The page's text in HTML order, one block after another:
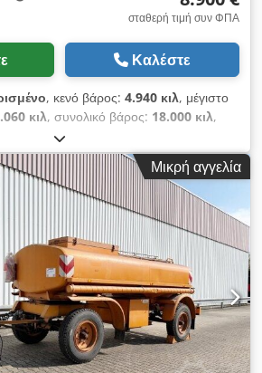
σταθερή τιμή συν ΦΠΑ
Καλέστε
, κενό βάρος: 4.940 κιλ, μέγιστο
κιλ, συνολικό βάρος: 18.000 κιλ,
, πρώτη ταξινόμηση:
m³, ανάρτηση:ατσάλι, μέγεθος
, χρώμα: λευκό
, χιλιομετρική ένδειξη:
άλλο, καμπίνα οδηγού:άλλο
οχήματος: Bovenden, 2 άξονες,
σύνδεση, ανάρτηση με φύλλα
αντιμπλοκαρίσματος τροχών), πλαϊνή
προστασία από αλουμίνιο, φάρος
Κατασκευή: Δοχείο/δεξαμενή
με όγκο δεξαμενής 10.000 λίτρων για
9t άξονες SAF, ταμπούρα φρένων.
ΔΗΛΩΣΗ ΑΞΕΣΟΥΑΡ ΧΩΡΙΣ ΕΓΓΥΗΣΗ,
και λάθη επιφυλάσσονται!
Μικρή αγγελία